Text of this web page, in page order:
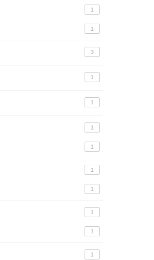
1
1
3
1
1
1
1
1
1
1
1
1